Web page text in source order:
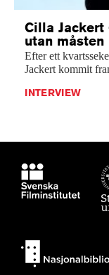
Cilla
utan måsten
Efter ett
Jackert kommit
INTERVIEW